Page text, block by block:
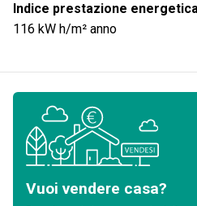
Indice prestazione
116 kW h/m² anno
Vuoi vendere casa?